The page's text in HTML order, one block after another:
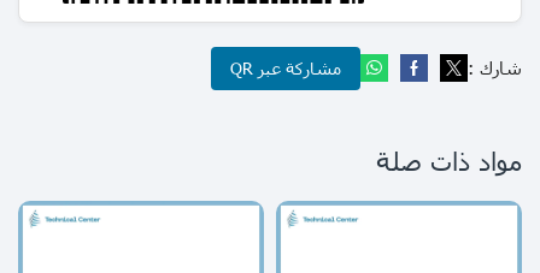
شارك : مشاركة عبر QR
مواد ذات صلة